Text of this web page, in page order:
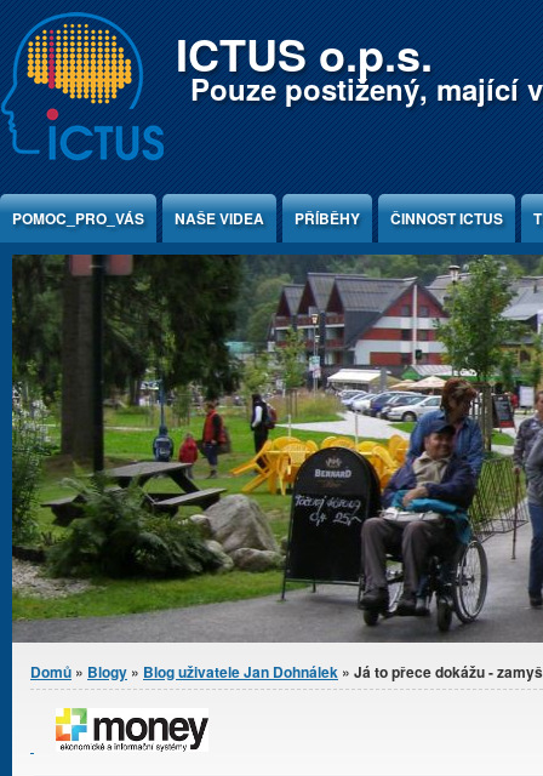
Jump to Content ICTUS o.p.s.
Pouze postižený, mající
POMOC_PRO_VÁS NAŠE VIDEA PŘÍBĚHY ČINNOST ICTUS
Jste zde
Domů » Blogy » Blog uživatele Jan Dohnálek » Já to přece dokážu -